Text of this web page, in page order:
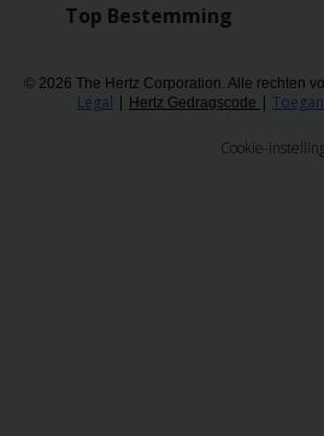
Top Bestemming
© 2026 The Hertz Corporation. Alle rechten
Legal | Hertz Gedragscode |
Cookie-